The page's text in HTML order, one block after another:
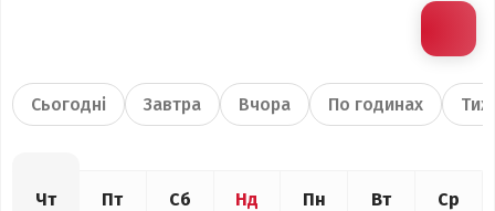
Сьогодні Завтра Вчора По годинах
Чт Пт Сб Нд Пн Вт Ср